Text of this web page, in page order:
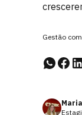
Gestão